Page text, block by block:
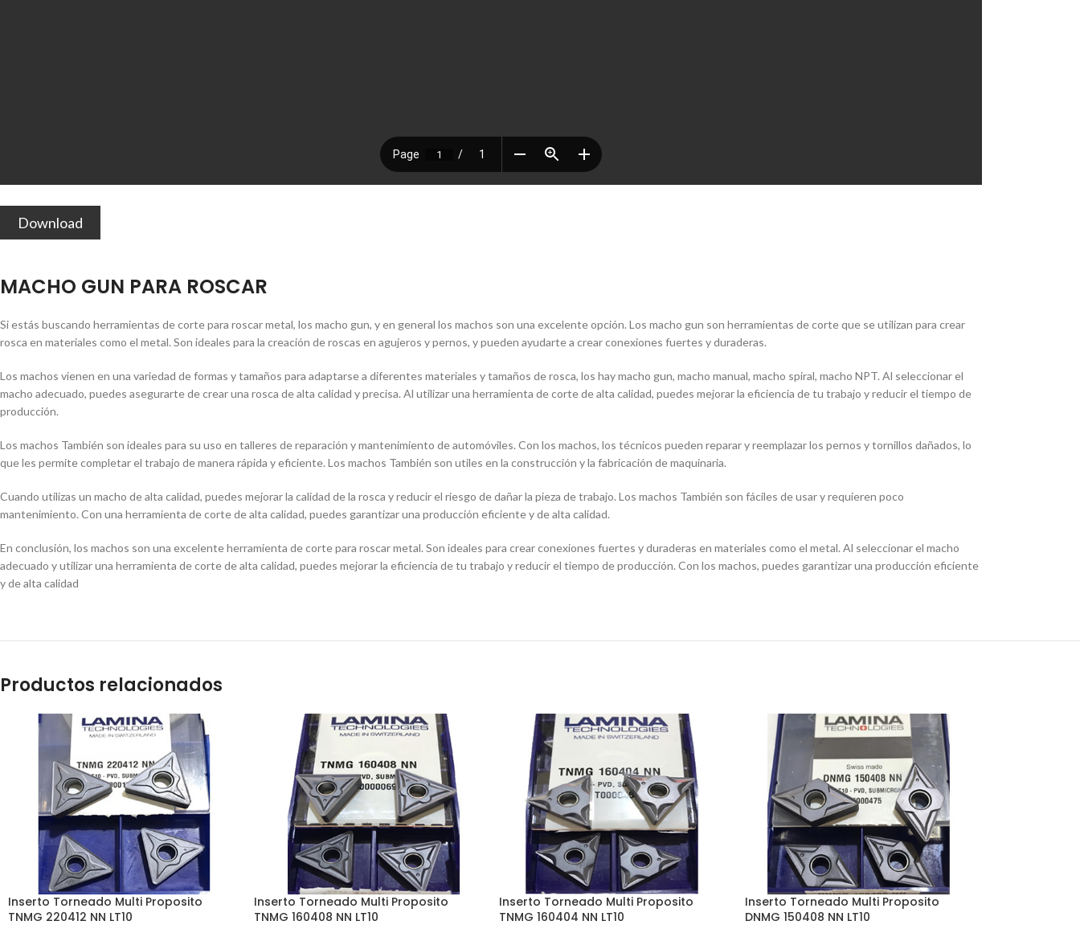
Download
MACHO GUN PARA ROSCAR
Si estás buscando herramientas de corte para roscar metal, los macho gun, y en general los machos son una excelente opción. Los macho gun son herramientas de corte que se utilizan para crear
rosca en materiales como el metal. Son ideales para la creación de roscas en agujeros y pernos, y pueden ayudarte a crear conexiones fuertes y duraderas.
Los machos vienen en una variedad de formas y tamaños para adaptarse a diferentes materiales y tamaños de rosca, los hay macho gun, macho manual, macho spiral, macho NPT. Al seleccionar el
macho adecuado, puedes asegurarte de crear una rosca de alta calidad y precisa. Al utilizar una herramienta de corte de alta calidad, puedes mejorar la eficiencia de tu trabajo y reducir el tiempo de
producción.
Los machos También son ideales para su uso en talleres de reparación y mantenimiento de automóviles. Con los machos, los técnicos pueden reparar y reemplazar los pernos y tornillos dañados, lo
que les permite completar el trabajo de manera rápida y eficiente. Los machos También son utiles en la construcción y la fabricación de maquinaria.
Cuando utilizas un macho de alta calidad, puedes mejorar la calidad de la rosca y reducir el riesgo de dañar la pieza de trabajo. Los machos También son fáciles de usar y requieren poco
mantenimiento. Con una herramienta de corte de alta calidad, puedes garantizar una producción eficiente y de alta calidad.
En conclusión, los machos son una excelente herramienta de corte para roscar metal. Son ideales para crear conexiones fuertes y duraderas en materiales como el metal. Al seleccionar el macho
adecuado y utilizar una herramienta de corte de alta calidad, puedes mejorar la eficiencia de tu trabajo y reducir el tiempo de producción. Con los machos, puedes garantizar una producción eficiente
y de alta calidad
Productos relacionados
Inserto Torneado Multi Proposito
TNMG 220412 NN LT10
Inserto Torneado Multi Proposito
TNMG 160408 NN LT10
Inserto Torneado Multi Proposito
TNMG 160404 NN LT10
Inserto Torneado Multi Proposito
DNMG 150408 NN LT10